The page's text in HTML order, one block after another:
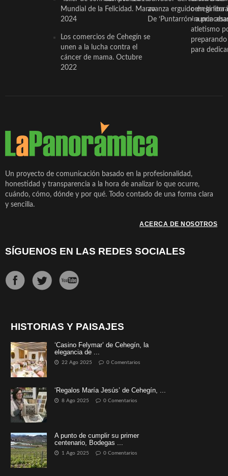
Mundial de la Felicidad. Marzo
2024
Los comercios de Cehegín se
unen a la lucha contra el
cáncer de mama. Octubre
2022
avanza erguido en la
De ‘Puntarrón’ a
ceheginera
«nunca
atletismo
para
Un proyecto de comunicación basado en la profesionalidad,
honestidad y transparencia a la hora de analizar lo que ocurre,
cuándo, cómo, dónde y por qué. Todo contado de una forma clara
y sencilla.
ACERCA DE NOSOTROS
SÍGUENOS EN LAS REDES SOCIALES
HISTORIAS Y PAISAJES
‘Casino Felymar’ de Cehegín, la
elegancia de ...
22 Ago 2025 0 Comentarios
‘Regalos María Jesús’ de Cehegín, ...
8 Ago 2025 0 Comentarios
A punto de cumplir su primer
centenario, Bodegas ...
1 Ago 2025 0 Comentarios